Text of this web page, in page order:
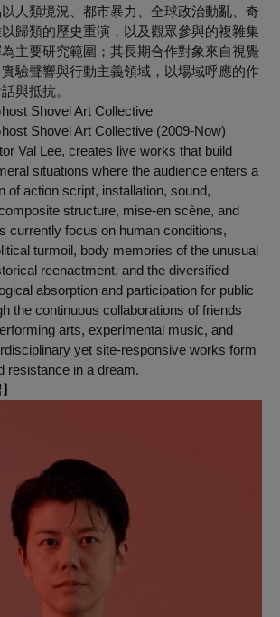
人類境況、都市暴力、全球政治動亂、奇
歸類的歷史重演，以及觀眾參與的複雜集
主要研究範圍；其長期合作對象來自視覺
驗聲響與行動主義領域，以場域呼應的作
與抵抗。
Shovel Art Collective
Shovel Art Collective (2009-Now)
Val Lee, creates live works that build
situations where the audience enters a
of action script, installation, sound,
structure, mise-en scène, and
currently focus on human conditions,
turmoil, body memories of the unusual
reenactment, and the diversified
absorption and participation for public
the continuous collaborations of friends
arts, experimental music, and
yet site-responsive works form
resistance in a dream.